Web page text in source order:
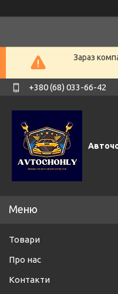
Зараз
+380 (68) 033-66-42
Товари
Про нас
Контакти